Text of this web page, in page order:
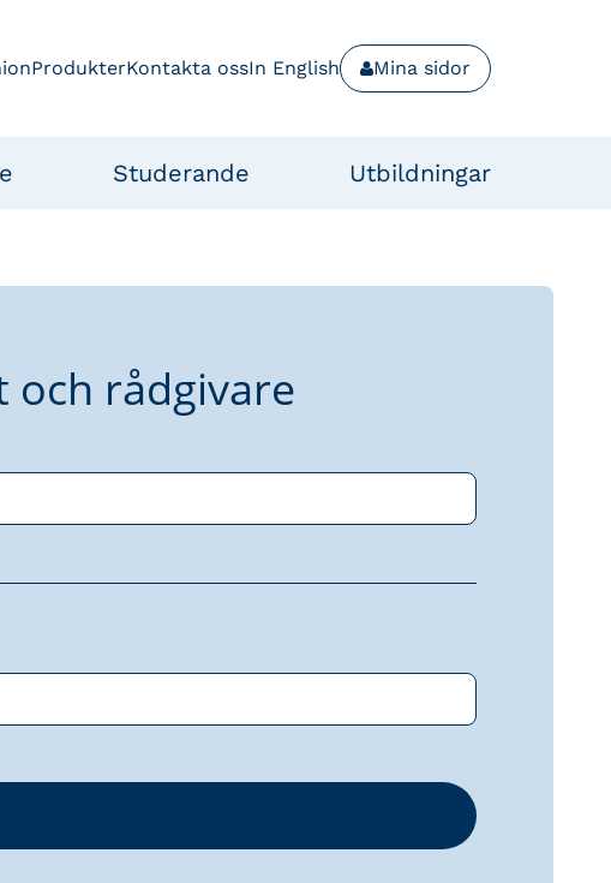
ProdukterKontakta ossIn English Mina sidor
Studerande Utbildningar
och rådgivare